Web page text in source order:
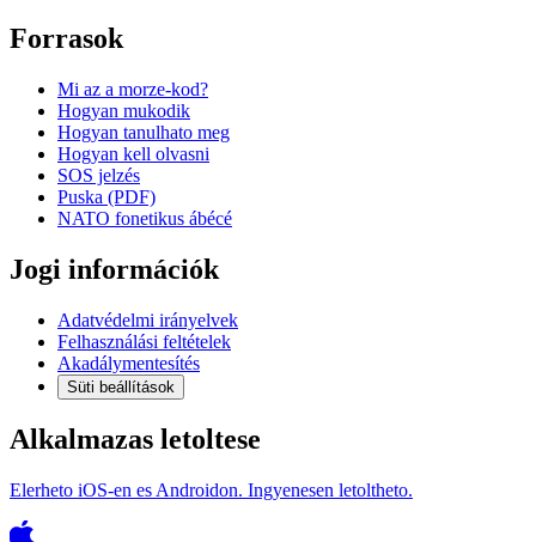
Forrasok
Mi az a morze-kod?
Hogyan mukodik
Hogyan tanulhato meg
Hogyan kell olvasni
SOS jelzés
Puska (PDF)
NATO fonetikus ábécé
Jogi információk
Adatvédelmi irányelvek
Felhasználási feltételek
Akadálymentesítés
Süti beállítások
Alkalmazas letoltese
Elerheto iOS-en es Androidon. Ingyenesen letoltheto.